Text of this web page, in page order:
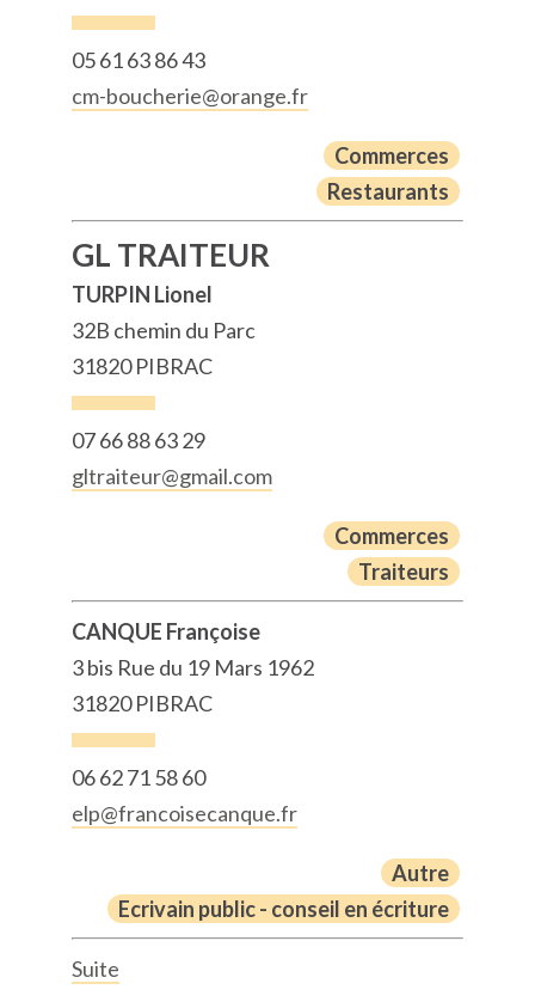
05 61 63 86 43
cm-boucherie@orange.fr
Commerces
Restaurants
GL TRAITEUR
TURPIN Lionel
32B chemin du Parc
31820 PIBRAC
07 66 88 63 29
gltraiteur@gmail.com
Commerces
Traiteurs
CANQUE Françoise
3 bis Rue du 19 Mars 1962
31820 PIBRAC
06 62 71 58 60
elp@francoisecanque.fr
Autre
Ecrivain public - conseil en écriture
Suite